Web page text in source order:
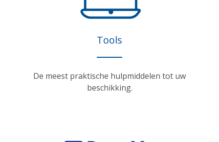
Tools
De meest praktische hulpmiddelen tot uw
beschikking.